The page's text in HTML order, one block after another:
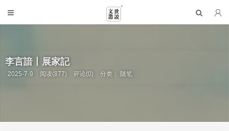
李言諳丨展家記
2025-7-9 阅读(877) 评论(0) 分类：随笔